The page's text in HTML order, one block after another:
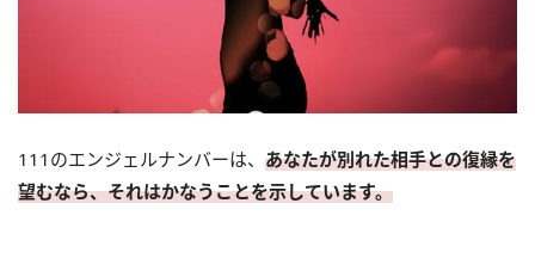
111のエンジェルナンバーは、 あなたが別れた相手との復縁を
望むなら、それはかなうことを示しています。